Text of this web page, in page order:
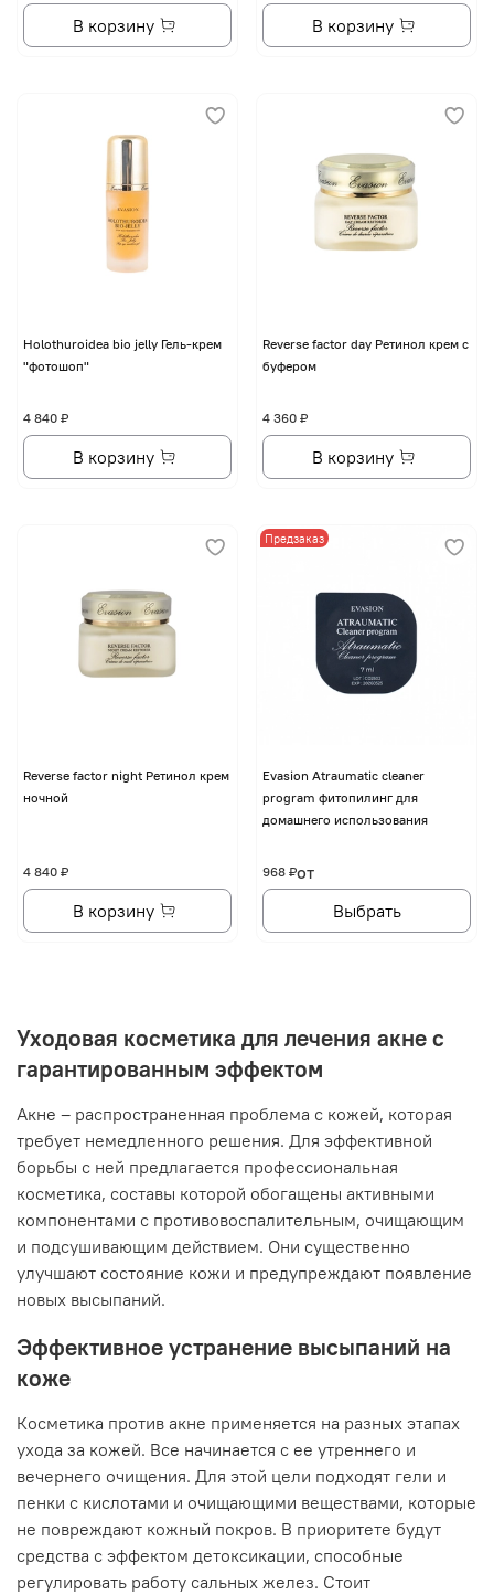
В корзину В корзину
Holothuroidea bio jelly Гель-крем
"фотошоп"
4 840 ₽
В корзину
Reverse factor day Ретинол крем с
буфером
4 360 ₽
В корзину
Reverse factor night Ретинол крем
ночной
4 840 ₽
В корзину
Предзаказ
Evasion Atraumatic cleaner
program фитопилинг для
домашнего использования
от
968 ₽
Выбрать
Уходовая косметика для лечения акне с
гарантированным эффектом
Акне – распространенная проблема с кожей, которая
требует немедленного решения. Для эффективной
борьбы с ней предлагается профессиональная
косметика, составы которой обогащены активными
компонентами с противовоспалительным, очищающим
и подсушивающим действием. Они существенно
улучшают состояние кожи и предупреждают появление
новых высыпаний.
Эффективное устранение высыпаний на
коже
Косметика против акне применяется на разных этапах
ухода за кожей. Все начинается с ее утреннего и
вечернего очищения. Для этой цели подходят гели и
пенки с кислотами и очищающими веществами, которые
не повреждают кожный покров. В приоритете будут
средства с эффектом детоксикации, способные
регулировать работу сальных желез. Стоит